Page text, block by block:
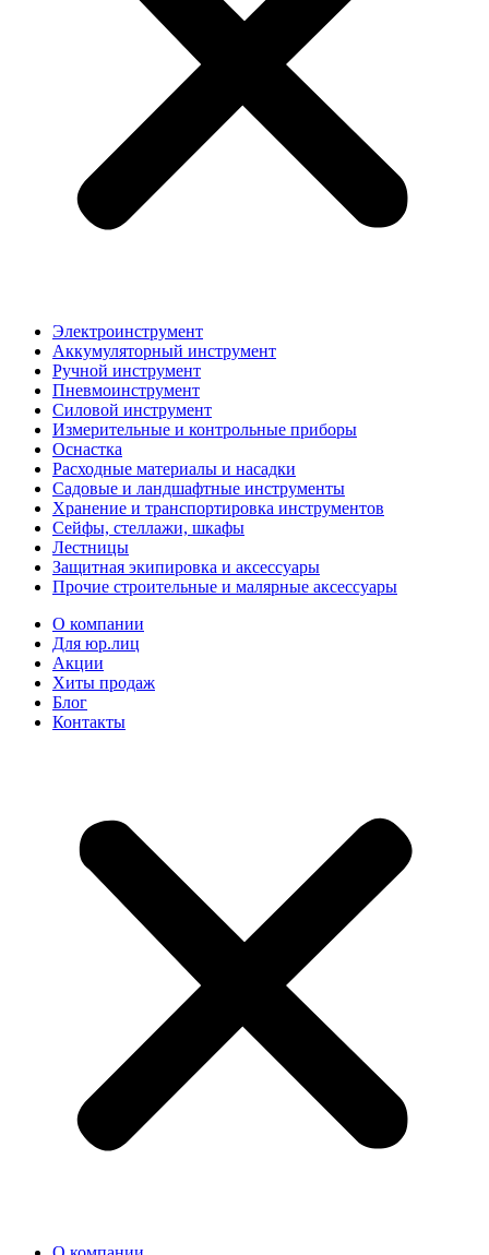
Электроинструмент
Аккумуляторный инструмент
Ручной инструмент
Пневмоинструмент
Силовой инструмент
Измерительные и контрольные приборы
Оснастка
Расходные материалы и насадки
Садовые и ландшафтные инструменты
Хранение и транспортировка инструментов
Сейфы, стеллажи, шкафы
Лестницы
Защитная экипировка и аксессуары
Прочие строительные и малярные аксессуары
О компании
Для юр.лиц
Акции
Хиты продаж
Блог
Контакты